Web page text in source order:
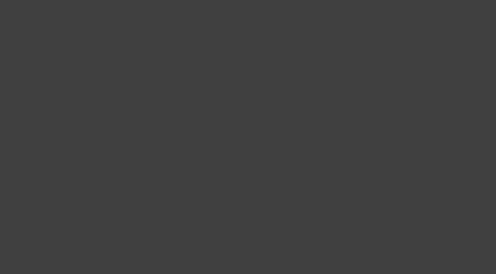
es sei